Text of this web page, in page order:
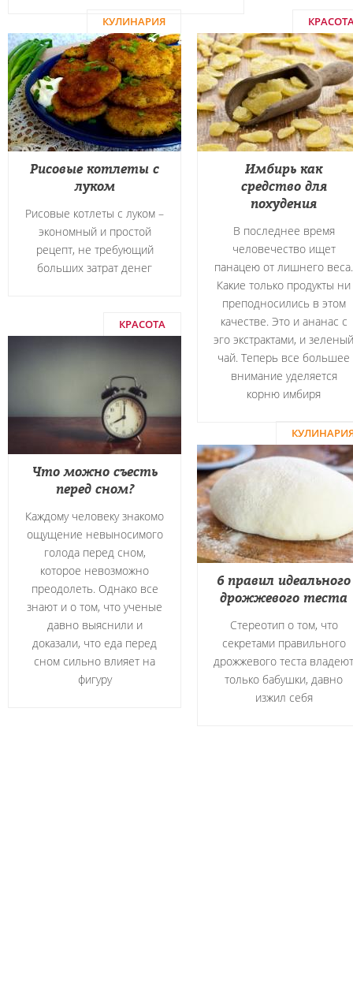
КУЛИНАРИЯ
Рисовые котлеты с
луком
Рисовые котлеты с луком –
экономный и простой
рецепт, не требующий
больших затрат денег
Имбирь как
средство для
похудения
В последнее время
человечество ищет
панацею от лишнего веса.
Какие только продукты ни
преподносились в этом
качестве. Это и ананас с
эго экстрактами, и зеленый
чай. Теперь все большее
внимание уделяется
корню имбиря
КРАСОТА
Что можно съесть
перед сном?
Каждому человеку знакомо
ощущение невыносимого
голода перед сном,
которое невозможно
преодолеть. Однако все
знают и о том, что ученые
давно выяснили и
доказали, что еда перед
сном сильно влияет на
фигуру
6 правил идеального
дрожжевого теста
Стереотип о том, что
секретами правильного
дрожжевого теста владеют
только бабушки, давно
изжил себя